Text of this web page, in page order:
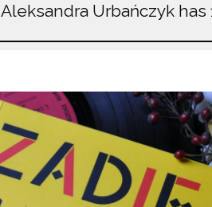
Aleksandra Urbańczyk